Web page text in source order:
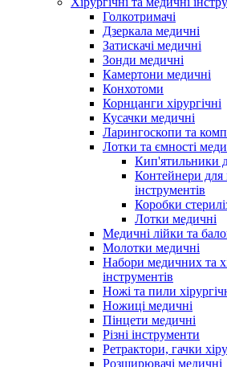
Голкотримачі
Дзеркала медичні
Затискачі медичні
Зонди медичні
Камертони медичні
Конхотоми
Корнцанги хірургічні
Кусачки медичні
Ларингоскопи та
Лотки та ємності
Кип'ятильники
Контейнери
інструментів
Коробки
Лотки медичні
Медичні лійки та
Молотки медичні
Набори медичних та
інструментів
Ножі та пили
Ножиці медичні
Пінцети медичні
Різні інструменти
Ретрактори, гачки
Розширювачі медичні